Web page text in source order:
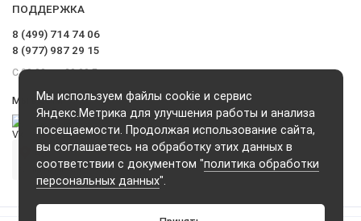
Мы используем файлы cookie и сервис
Яндекс.Метрика для улучшения работы и анализа
посещаемости. Продолжая использование сайта,
вы соглашаетесь на обработку этих данных в
соответствии с документом "политика обработки
персональных данных".
ПОДДЕРЖКА
8 (499) 714 74 06
8 (977) 987 29 15
С 09.00 до 20.00 Без выходных и перерывов
Мы в сети